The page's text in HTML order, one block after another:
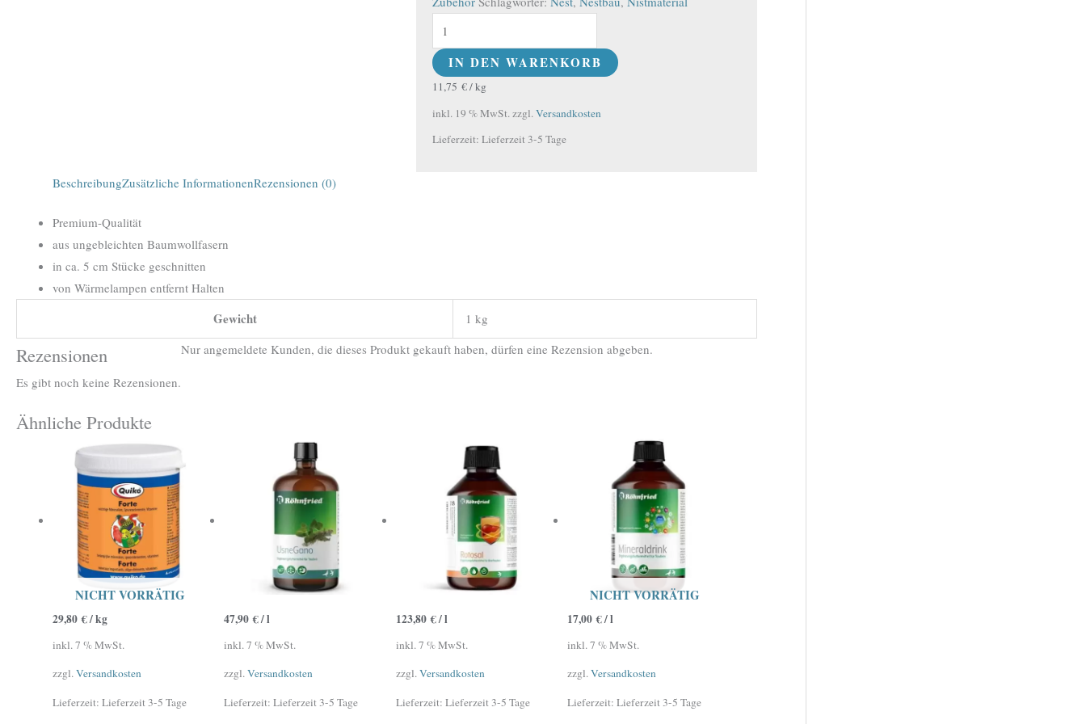
IN DEN WARENKORB
11,75€/kg
inkl. 19 % MwSt.zzgl.Versandkosten
Lieferzeit:Lieferzeit 3-5 Tage
BeschreibungZusätzliche InformationenRezensionen (0)
Premium-Qualität
aus ungebleichten Baumwollfasern
in ca. 5 cm Stücke geschnitten
von Wärmelampen entfernt Halten
Gewicht 1 kg
Rezensionen
Es gibt noch keine Rezensionen.
Nur angemeldete Kunden, die dieses Produkt gekauft haben, dürfen eine Rezension abgeben.
Ähnliche Produkte
NICHT VORRÄTIG
29,80€/kg
inkl. 7 % MwSt.
zzgl.Versandkosten
Lieferzeit: Lieferzeit 3-5 Tage
47,90€/l
inkl. 7 % MwSt.
zzgl.Versandkosten
Lieferzeit:Lieferzeit 3-5 Tage
123,80€/l
inkl. 7 % MwSt.
zzgl.Versandkosten
Lieferzeit: Lieferzeit 3-5 Tage
NICHT VORRÄTIG
17,00€/l
inkl. 7 % MwSt.
zzgl.Versandkosten
Lieferzeit: Lieferzeit 3-5 Tage